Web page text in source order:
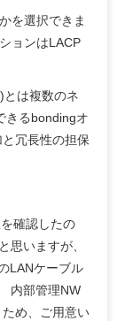
を選択できま
ョンはLACP
は複数のネ
きるbondingオ
冗長性の担保
確認したの
思いますが、
LANケーブル
内部管理NW
め、ご用意い